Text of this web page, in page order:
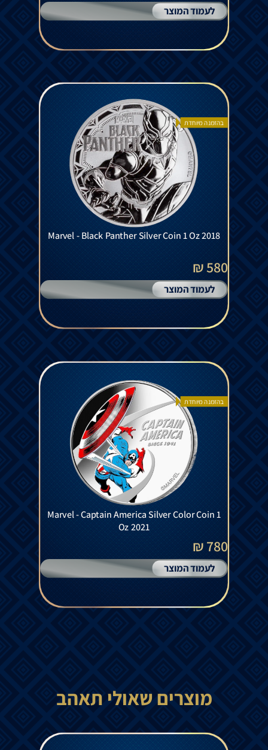
לעמוד המוצר
בהזמנה מיוחדת
Marvel - Black Panther Silver Coin 1 Oz 2018
580 ₪
לעמוד המוצר
בהזמנה מיוחדת
Marvel - Captain America Silver Color Coin 1
Oz 2021
780 ₪
לעמוד המוצר
מוצרים שאולי תאהב